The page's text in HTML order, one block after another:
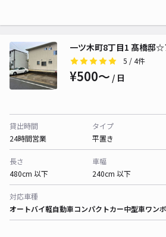
一ツ木町8丁目1 髙橋邸
5 / 4件
¥500〜 / 日
貸出時間
24時間営業
タイプ
平置き
長さ
480cm 以下
車幅
240cm 以下
対応車種
オートバイ軽自動車コンパクトカー中型車ワン